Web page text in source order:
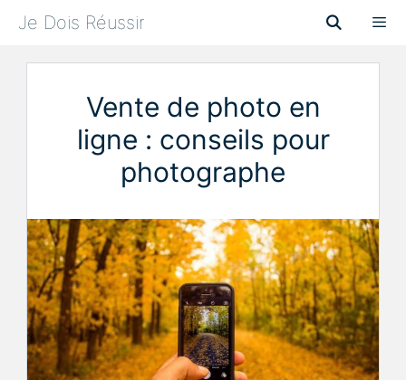
Je Dois Réussir
Menu
Vente de photo en
ligne : conseils pour
photographe